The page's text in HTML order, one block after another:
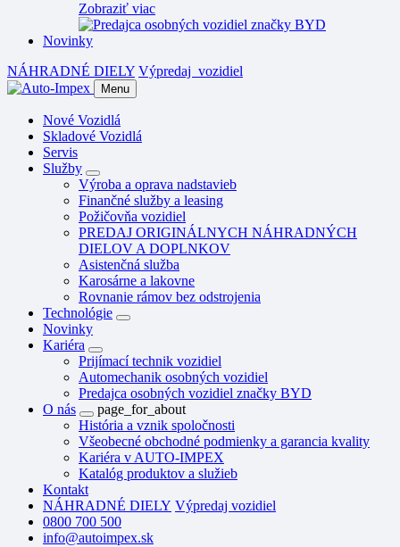
Zobraziť viac
Novinky
NÁHRADNÉ DIELY Výpredaj vozidiel
Menu
Nové Vozidlá
Skladové Vozidlá
Servis
Služby
Výroba a oprava nadstavieb
Finančné služby a leasing
Požičovňa vozidiel
PREDAJ ORIGINÁLNYCH NÁHRADNÝCH
DIELOV A DOPLNKOV
Asistenčná služba
Karosárne a lakovne
Rovnanie rámov bez odstrojenia
Technológie
Novinky
Kariéra
Prijímací technik vozidiel
Automechanik osobných vozidiel
Predajca osobných vozidiel značky BYD
O nás
page_for_about
História a vznik spoločnosti
Všeobecné obchodné podmienky a garancia kvality
Kariéra v AUTO-IMPEX
Katalóg produktov a služieb
Kontakt
NÁHRADNÉ DIELY Výpredaj vozidiel
0800 700 500
info@autoimpex.sk